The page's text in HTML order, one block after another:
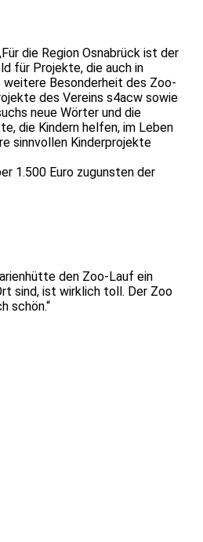
die Region Osnabrück ist der
für Projekte, die auch in
weitere Besonderheit des Zoo-
des Vereins s4acw sowie
neue Wörter und die
die Kindern helfen, im Leben
sinnvollen Kinderprojekte
1.500 Euro zugunsten der
den Zoo-Lauf ein
sind, ist wirklich toll. Der Zoo
schön.“